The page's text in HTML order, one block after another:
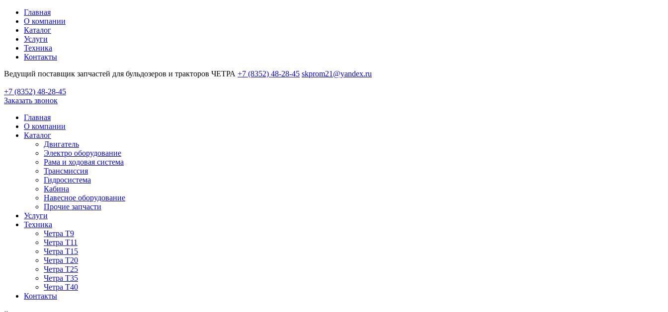
Главная
О компании
Каталог
Услуги
Техника
Контакты
Ведущий поставщик запчастей для бульдозеров и тракторов ЧЕТРА +7 (8352) 48-28-45 skprom21@yandex.ru
+7 (8352) 48-28-45
Заказать звонок
Главная
О компании
Каталог
Двигатель
Электро оборудование
Рама и ходовая система
Трансмиссия
Гидросистема
Кабина
Навесное оборудование
Прочие запчасти
Услуги
Техника
Четра Т9
Четра Т11
Четра Т15
Четра Т20
Четра Т25
Четра Т35
Четра Т40
Контакты